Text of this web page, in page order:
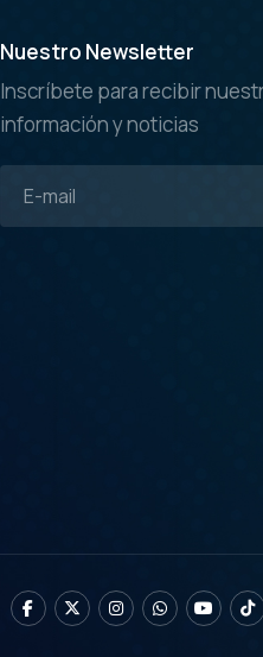
Nuestro Newsletter
Inscríbete para recibir
información y noticias